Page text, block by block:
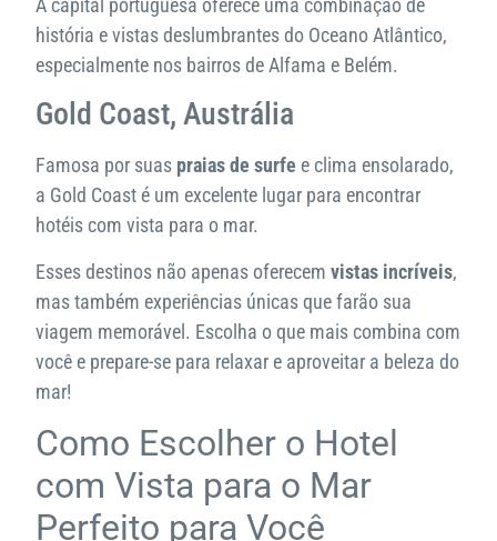
A capital portuguesa oferece uma combinação de
história e vistas deslumbrantes do Oceano Atlântico,
especialmente nos bairros de Alfama e Belém.
Gold Coast, Austrália
Famosa por suas praias de surfe e clima ensolarado,
a Gold Coast é um excelente lugar para encontrar
hotéis com vista para o mar.
Esses destinos não apenas oferecem vistas incríveis,
mas também experiências únicas que farão sua
viagem memorável. Escolha o que mais combina com
você e prepare-se para relaxar e aproveitar a beleza do
mar!
Como Escolher o Hotel
com Vista para o Mar
Perfeito para Você